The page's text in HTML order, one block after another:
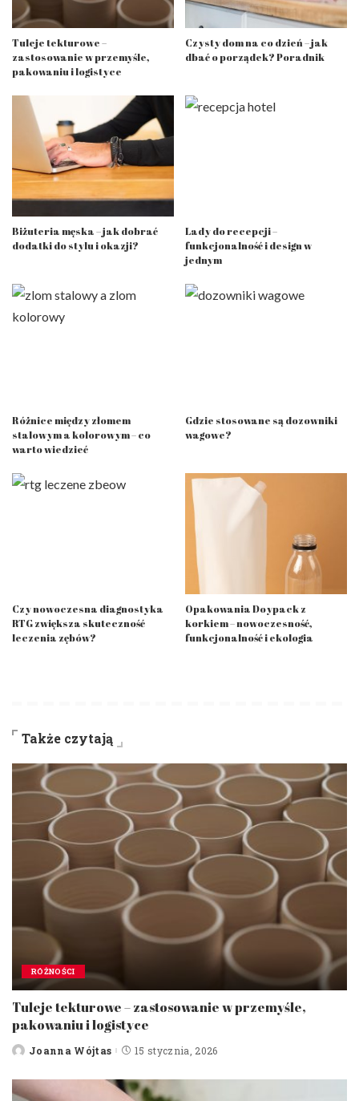
Tuleje tekturowe –
zastosowanie w przemyśle,
pakowaniu i logistyce
Czysty dom na co dzień – jak
dbać o porządek? Poradnik
Biżuteria męska – jak dobrać
dodatki do stylu i okazji?
Lady do recepcji –
funkcjonalność i design w
jednym
Różnice między złomem
stalowym a kolorowym – co
warto wiedzieć
Gdzie stosowane są dozowniki
wagowe?
Czy nowoczesna diagnostyka
RTG zwiększa skuteczność
leczenia zębów?
Opakowania Doypack z
korkiem – nowoczesność,
funkcjonalność i ekologia
Także czytają
RÓŻNOŚCI
Tuleje tekturowe – zastosowanie w przemyśle,
pakowaniu i logistyce
PostedJoanna Wójtas 15 stycznia, 2026